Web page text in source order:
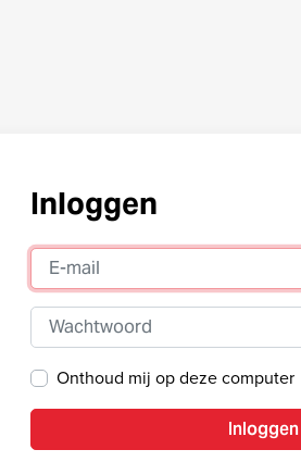
Inloggen
E-mail
Wachtwoord
Onthoud mij op deze computer
Inloggen